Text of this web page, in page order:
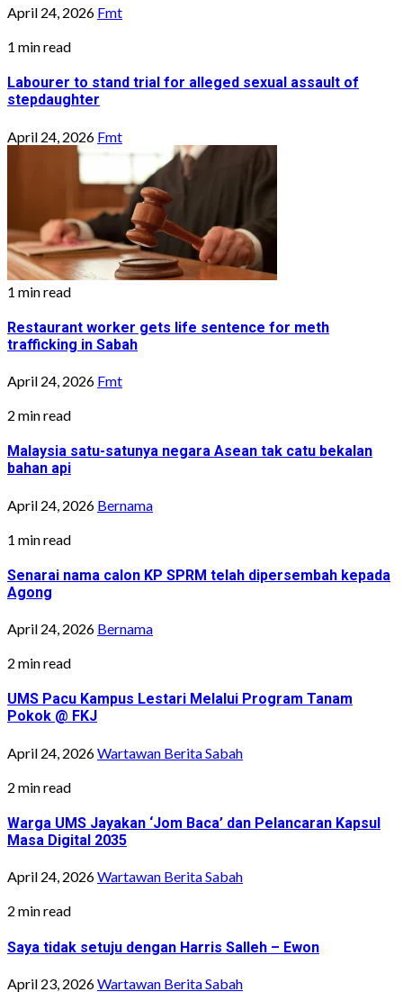
April 24, 2026 Fmt
1 min read
Labourer to stand trial for alleged sexual assault of
stepdaughter
April 24, 2026 Fmt
1 min read
Restaurant worker gets life sentence for meth
trafficking in Sabah
April 24, 2026 Fmt
2 min read
Malaysia satu-satunya negara Asean tak catu bekalan
bahan api
April 24, 2026 Bernama
1 min read
Senarai nama calon KP SPRM telah dipersembah kepada
Agong
April 24, 2026 Bernama
2 min read
UMS Pacu Kampus Lestari Melalui Program Tanam
Pokok @ FKJ
April 24, 2026Wartawan Berita Sabah
2 min read
Warga UMS Jayakan ‘Jom Baca’ dan Pelancaran Kapsul
Masa Digital 2035
April 24, 2026Wartawan Berita Sabah
2 min read
Saya tidak setuju dengan Harris Salleh – Ewon
April 23, 2026Wartawan Berita Sabah